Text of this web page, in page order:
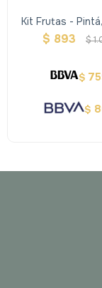
Kit Frutas -
Volvé A
$ 893 $
$
$